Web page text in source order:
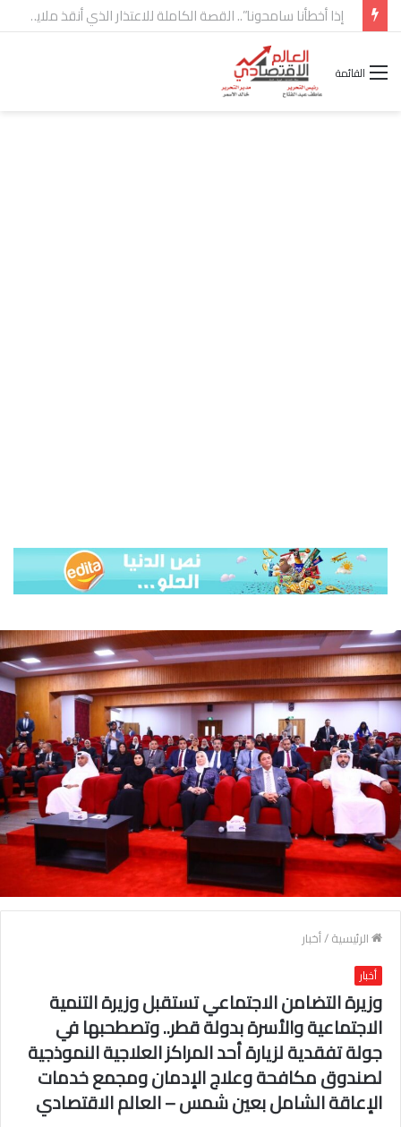
شركة “Scope Developments” تعلن تولي أحمد كمال عيسى منصب الرئيس التنفيذي للقطاع التجاري
القائمة
الرئيسية/أخبار
أخبار
وزيرة التضامن الاجتماعي تستقبل وزيرة التنمية
الاجتماعية والأسرة بدولة قطر.. وتصطحبها في
جولة تفقدية لزيارة أحد المراكز العلاجية النموذجية
لصندوق مكافحة وعلاج الإدمان ومجمع خدمات
الإعاقة الشامل بعين شمس – العالم الاقتصادي